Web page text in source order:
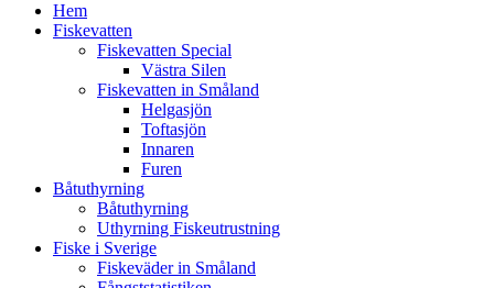
Hem
Fiskevatten
Fiskevatten Special
Västra Silen
Fiskevatten in Småland
Helgasjön
Toftasjön
Innaren​
Furen
Båtuthyrning
Båtuthyrning
Uthyrning Fiskeutrustning
Fiske i Sverige
Fiskeväder in Småland